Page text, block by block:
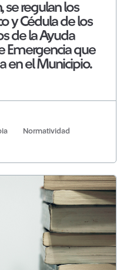
se regulan los
y Cédula de los
de la Ayuda
Emergencia que
en el Municipio.
Normatividad